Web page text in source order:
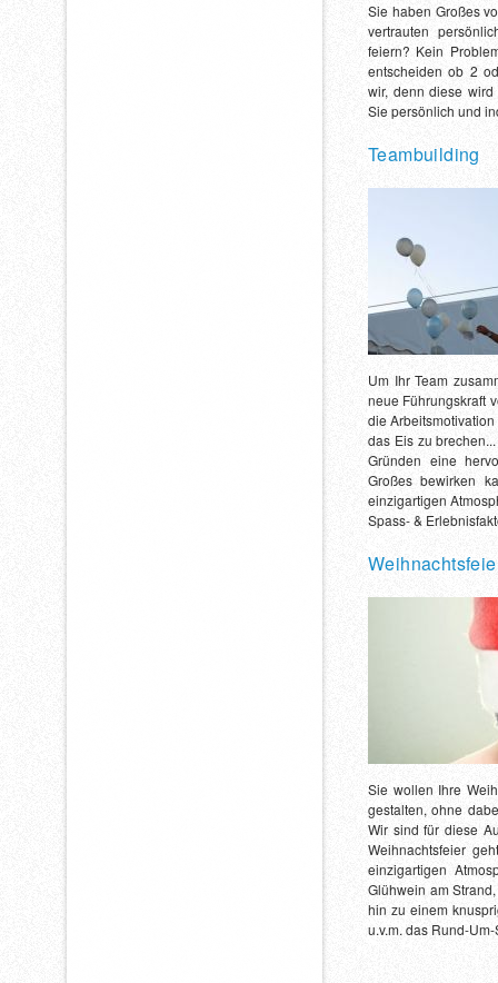
Sie haben Großes
vertrauten
feiern? Kein
entscheiden ob 2
wir, denn diese
Sie persönlich und
Teambuilding
Um Ihr Team
neue Führungskraft
die
das Eis zu
Gründen eine
Großes bewirken
einzigartigen
Spass- &
Sie wollen Ihre
gestalten, ohne
Wir sind für diese
Weihnachtsfeier
einzigartigen
Glühwein am
hin zu einem
u.v.m. das Rund-